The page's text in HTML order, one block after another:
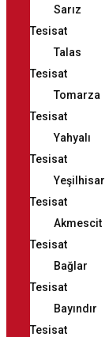
Sarız
Tesisat
Talas
Tesisat
Tomarza
Tesisat
Yahyalı
Tesisat
Yeşilhisar
Tesisat
Akmescit
Tesisat
Bağlar
Tesisat
Bayındır
Tesisat